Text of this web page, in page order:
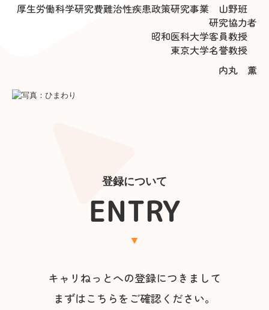
厚生労働科学研究費難治性疾患政策研究事業 山野班
研究協力者
昭和医科大学客員教授
東京大学名誉教授
内丸 薫
登録について
ENTRY
▼
キャリねっとへの登録につきまして
まずはこちらをご確認ください。